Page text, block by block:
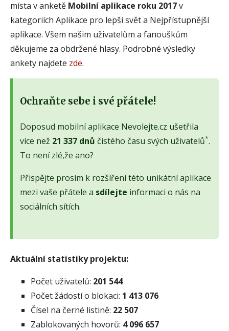
místa v anketě Mobilní aplikace roku 2017v
kategoriích Aplikace pro lepší svět a Nejpřístupnější
aplikace. Všem našim uživatelům a fanouškům
děkujeme za obdržené hlasy. Podrobné výsledky
ankety najdete zde.
Ochraňte sebe i své přátele!
Doposud mobilní aplikace Nevolejte.cz ušetřila
více než 21 337 dnů čistého času svých uživatelů*.
To není zlé,že ano?
Přispějte prosím k rozšíření této unikátní aplikace
mezi vaše přátele a sdílejte informaci o nás na
sociálních sítích.
Aktuální statistiky projektu:
Počet uživatelů: 201 544
Počet žádostí o blokaci: 1 413 076
Čísel na černé listině: 22 507
Zablokovaných hovorů: 4 096 657